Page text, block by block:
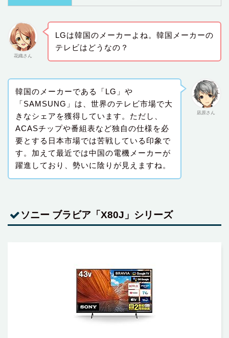
花織さん
LGは韓国のメーカーよね。韓国メーカーの
テレビはどうなの？
凪原さん
韓国のメーカーである「LG」や
「SAMSUNG」は、世界のテレビ市場で大
きなシェアを獲得しています。ただし、
ACASチップや番組表など独自の仕様を必
要とする日本市場では苦戦している印象で
す。加えて最近では中国の電機メーカーが
躍進しており、勢いに陰りが見えますね。
ソニー ブラビア「X80J」シリーズ